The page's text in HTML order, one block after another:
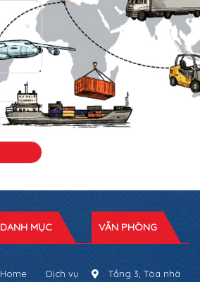
DANH MỤC
Home
Dịch vụ
VĂN PHÒNG
Tầng 3, Tòa nhà